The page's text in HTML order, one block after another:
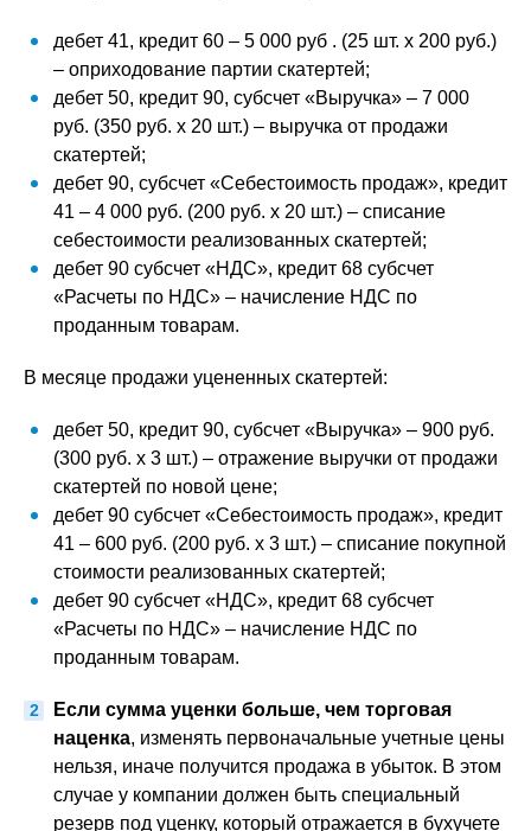
дебет 41, кредит 60 – 5 000 руб . (25 шт. х 200 руб.)
– оприходование партии скатертей;
дебет 50, кредит 90, субсчет «Выручка» – 7 000
руб. (350 руб. х 20 шт.) – выручка от продажи
скатертей;
дебет 90, субсчет «Себестоимость продаж», кредит
41 – 4 000 руб. (200 руб. х 20 шт.) – списание
себестоимости реализованных скатертей;
дебет 90 субсчет «НДС», кредит 68 субсчет
«Расчеты по НДС» – начисление НДС по
проданным товарам.
В месяце продажи уцененных скатертей:
дебет 50, кредит 90, субсчет «Выручка» – 900 руб.
(300 руб. х 3 шт.) – отражение выручки от продажи
скатертей по новой цене;
дебет 90 субсчет «Себестоимость продаж», кредит
41 – 600 руб. (200 руб. х 3 шт.) – списание покупной
стоимости реализованных скатертей;
дебет 90 субсчет «НДС», кредит 68 субсчет
«Расчеты по НДС» – начисление НДС по
проданным товарам.
Если сумма уценки больше, чем торговая
наценка, изменять первоначальные учетные цены
нельзя, иначе получится продажа в убыток. В этом
случае у компании должен быть специальный
резерв под уценку, который отражается в бухучете